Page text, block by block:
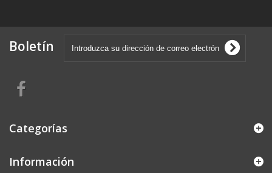
Boletín
Categorías
Información